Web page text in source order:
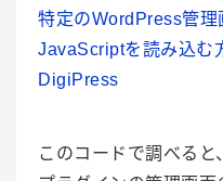
特定のWordPress管
JavaScriptを読み込む
DigiPress
このコードで調べる